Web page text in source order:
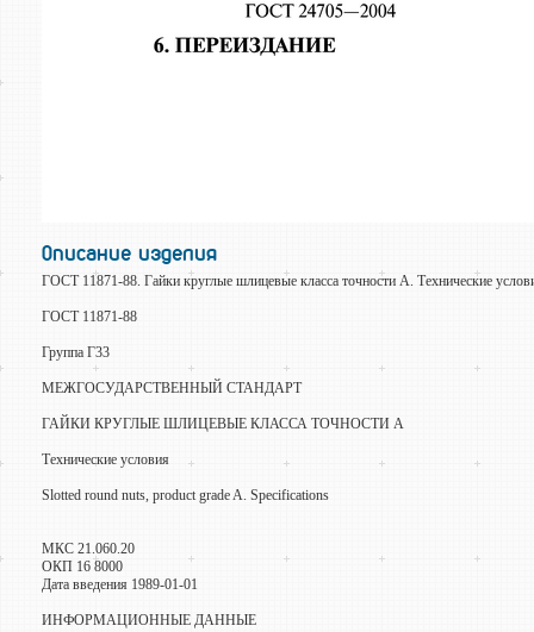
Описание изделия
ГОСТ 11871-88. Гайки круглые шлицевые класса точности А. Технические
ГОСТ 11871-88
Группа Г33
МЕЖГОСУДАРСТВЕННЫЙ СТАНДАРТ
ГАЙКИ КРУГЛЫЕ ШЛИЦЕВЫЕ КЛАССА ТОЧНОСТИ А
Технические условия
Slotted round nuts, product grade A. Specifications
МКС 21.060.20
ОКП 16 8000
Дата введения 1989-01-01
ИНФОРМАЦИОННЫЕ ДАННЫЕ